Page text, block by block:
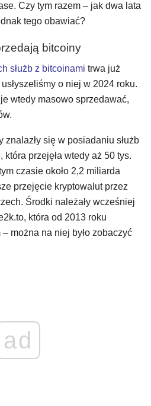
Czy tym razem – jak dwa lata
tego obawiać?
bitcoiny
służb z bitcoinami trwa już
o niej w 2024 roku.
wtedy masowo sprzedawać,
znalazły się w posiadaniu służb
przejęła wtedy aż 50 tys.
czasie około 2,2 miliarda
przejęcie kryptowalut przez
Środki należały wcześniej
która od 2013 roku
można na niej było zobaczyć
ad